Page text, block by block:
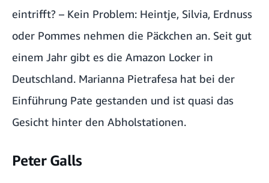
Afan Rosic
Stephanie Schreibers Arbeitsstätte
eintrifft? – Kein Problem: Heintje, Silvia, Erdnuss
oder Pommes nehmen die Päckchen an. Seit gut
einem Jahr gibt es die Amazon Locker in
Deutschland. Marianna Pietrafesa hat bei der
Einführung Pate gestanden und ist quasi das
Gesicht hinter den Abholstationen.
Peter Galls